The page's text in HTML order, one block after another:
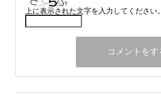
上に表示された文字を入力してください。